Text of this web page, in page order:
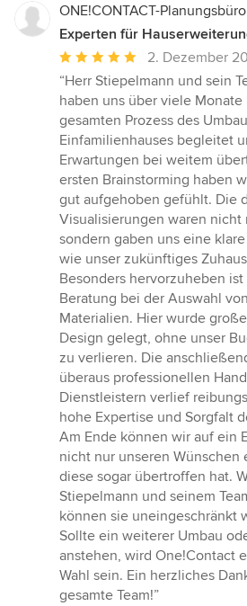
ONE!CONTACT-
Experten für
Durchschnittliche
Bewertung:
5
von
5
Sternen
2. Dezember
“Herr Stiepelmann und sein
haben uns über viele
gesamten Prozess des
Einfamilienhauses begleitet
Erwartungen bei weitem
ersten Brainstorming haben
gut aufgehoben gefühlt. Die
Visualisierungen waren nicht
sondern gaben uns eine
wie unser zukünftiges
Besonders hervorzuheben
Beratung bei der Auswahl
Materialien. Hier wurde
Design gelegt, ohne unser
zu verlieren. Die
überaus professionellen
Dienstleistern verlief
hohe Expertise und Sorgfalt
Am Ende können wir auf ein
nicht nur unseren Wünschen
diese sogar übertroffen hat.
Stiepelmann und seinem
können sie uneingeschränkt
Sollte ein weiterer Umbau
anstehen, wird One!Contact
Wahl sein. Ein herzliches
gesamte Team!”